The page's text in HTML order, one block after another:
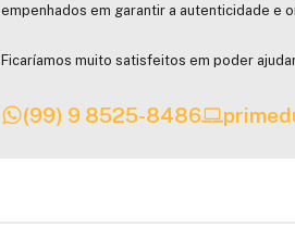
empenhados em garantir a autenticidade e
Ficaríamos muito satisfeitos em poder
(99) 9 8525-8486